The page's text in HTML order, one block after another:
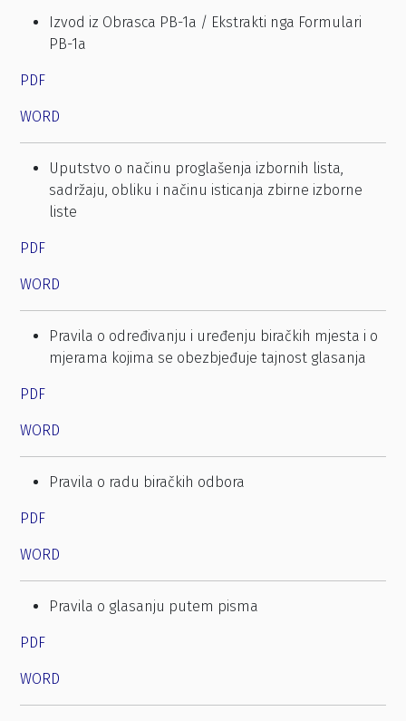
Izvod iz Obrasca PB-1a / Ekstrakti nga Formulari
PB-1a
PDF
WORD
Uputstvo o načinu proglašenja izbornih lista,
sadržaju, obliku i načinu isticanja zbirne izborne
liste
PDF
WORD
Pravila o određivanju i uređenju biračkih mjesta i o
mjerama kojima se obezbjeđuje tajnost glasanja
PDF
WORD
Pravila o radu biračkih odbora
PDF
WORD
Pravila o glasanju putem pisma
PDF
WORD